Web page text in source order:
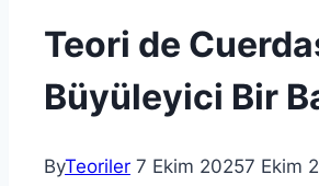
Teori de
Büyüleyici Bir
ByTeoriler 7 Ekim 20257 Ekim